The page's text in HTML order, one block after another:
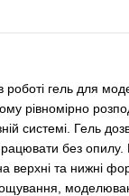
роботі гель для
рівномірно
системі. Гель
без опилу.
верхні та нижні